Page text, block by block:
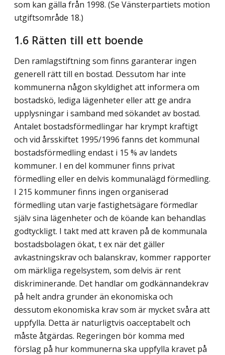
som kan gälla från 1998. (Se Vänsterpartiets motion
utgiftsområde 18.)
1.6 Rätten till ett boende
Den ramlagstiftning som finns garanterar ingen
generell rätt till en bostad. Dessutom har inte
kommunerna någon skyldighet att informera om
bostadskö, lediga lägenheter eller att ge andra
upplysningar i samband med sökandet av bostad.
Antalet bostadsförmedlingar har krympt kraftigt
och vid årsskiftet 1995/1996 fanns det kommunal
bostadsförmedling endast i 15 % av landets
kommuner. I en del kommuner finns privat
förmedling eller en delvis kommunalägd förmedling.
I 215 kommuner finns ingen organiserad
förmedling utan varje fastighetsägare förmedlar
själv sina lägenheter och de köande kan behandlas
godtyckligt. I takt med att kraven på de kommunala
bostadsbolagen ökat, t ex när det gäller
avkastningskrav och balanskrav, kommer rapporter
om märkliga regelsystem, som delvis är rent
diskriminerande. Det handlar om godkännandekrav
på helt andra grunder än ekonomiska och
dessutom ekonomiska krav som är mycket svåra att
uppfylla. Detta är naturligtvis oacceptabelt och
måste åtgärdas. Regeringen bör komma med
förslag på hur kommunerna ska uppfylla kravet på